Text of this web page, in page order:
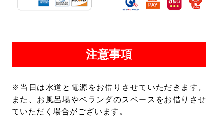
お客様から個人情報の開示･訂正･追加･削除･利用
きた場合に限り、できるだけ速やかに、当社で管
理するお客様の個人情報を開示･訂正･追加･削除･
注意事項
※当日は水道と電源をお借りさせていただきます。
また、お風呂場やベランダのスペースをお借りさせ
ていただく場合がございます。